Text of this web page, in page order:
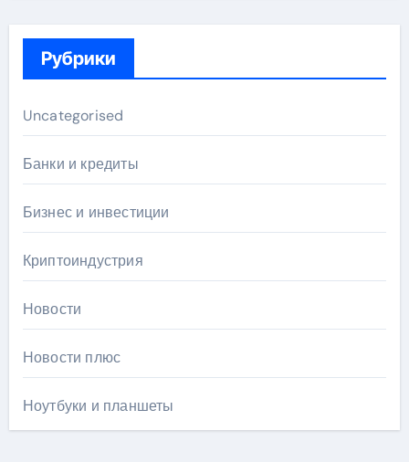
Рубрики
Uncategorised
Банки и кредиты
Бизнес и инвестиции
Криптоиндустрия
Новости
Новости плюс
Ноутбуки и планшеты